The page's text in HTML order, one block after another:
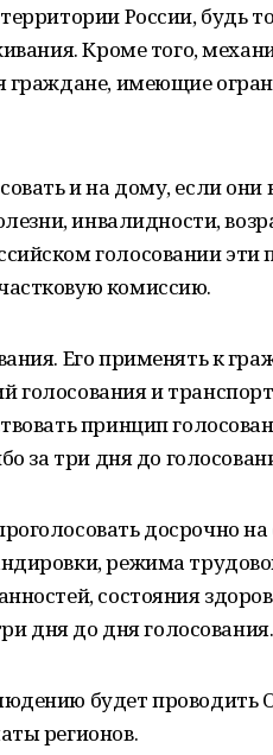
России, будь
Кроме того,
граждане, имеющие
и на дому, если они
инвалидности,
голосовании эти
комиссию.
Его применять к
и
принцип
за три дня до
досрочно на
режима
состояния
дня до дня голосования.
будет проводить
регионов.